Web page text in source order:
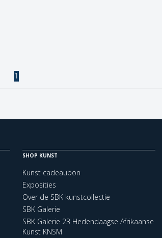
1
SHOP KUNST
Kunst cadeaubon
Exposities
Over de SBK kunstcollectie
SBK Galerie
SBK Galerie 23 Hedendaagse Afrikaanse
Kunst KNSM